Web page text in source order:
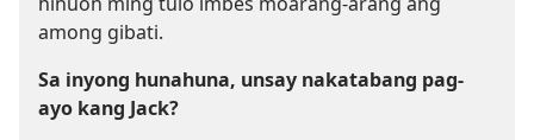
among gibati.
Sa inyong hunahuna, unsay nakatabang pag-
ayo kang Jack?